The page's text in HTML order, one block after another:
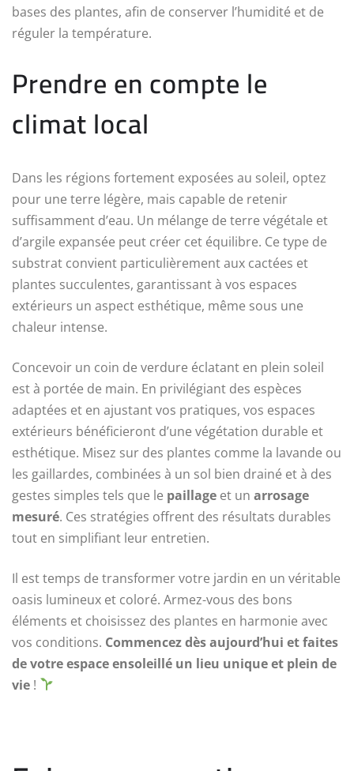
bases des plantes, afin de conserver l’humidité et de
réguler la température.
Prendre en compte le
climat local
Dans les régions fortement exposées au soleil, optez
pour une terre légère, mais capable de retenir
suffisamment d’eau. Un mélange de terre végétale et
d’argile expansée peut créer cet équilibre. Ce type de
substrat convient particulièrement aux cactées et
plantes succulentes, garantissant à vos espaces
extérieurs un aspect esthétique, même sous une
chaleur intense.
Concevoir un coin de verdure éclatant en plein soleil
est à portée de main. En privilégiant des espèces
adaptées et en ajustant vos pratiques, vos espaces
extérieurs bénéficieront d’une végétation durable et
esthétique. Misez sur des plantes comme la lavande ou
les gaillardes, combinées à un sol bien drainé et à des
gestes simples tels que le paillage et un arrosage
mesuré. Ces stratégies offrent des résultats durables
tout en simplifiant leur entretien.
Il est temps de transformer votre jardin en un véritable
oasis lumineux et coloré. Armez-vous des bons
éléments et choisissez des plantes en harmonie avec
vos conditions. Commencez dès aujourd’hui et faites
de votre espace ensoleillé un lieu unique et plein de
vie !